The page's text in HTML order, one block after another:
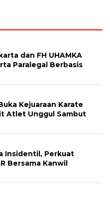
dan FH UHAMKA
Paralegal Berbasis
Kejuaraan Karate
Atlet Unggul Sambut
Insidentil, Perkuat
Bersama Kanwil